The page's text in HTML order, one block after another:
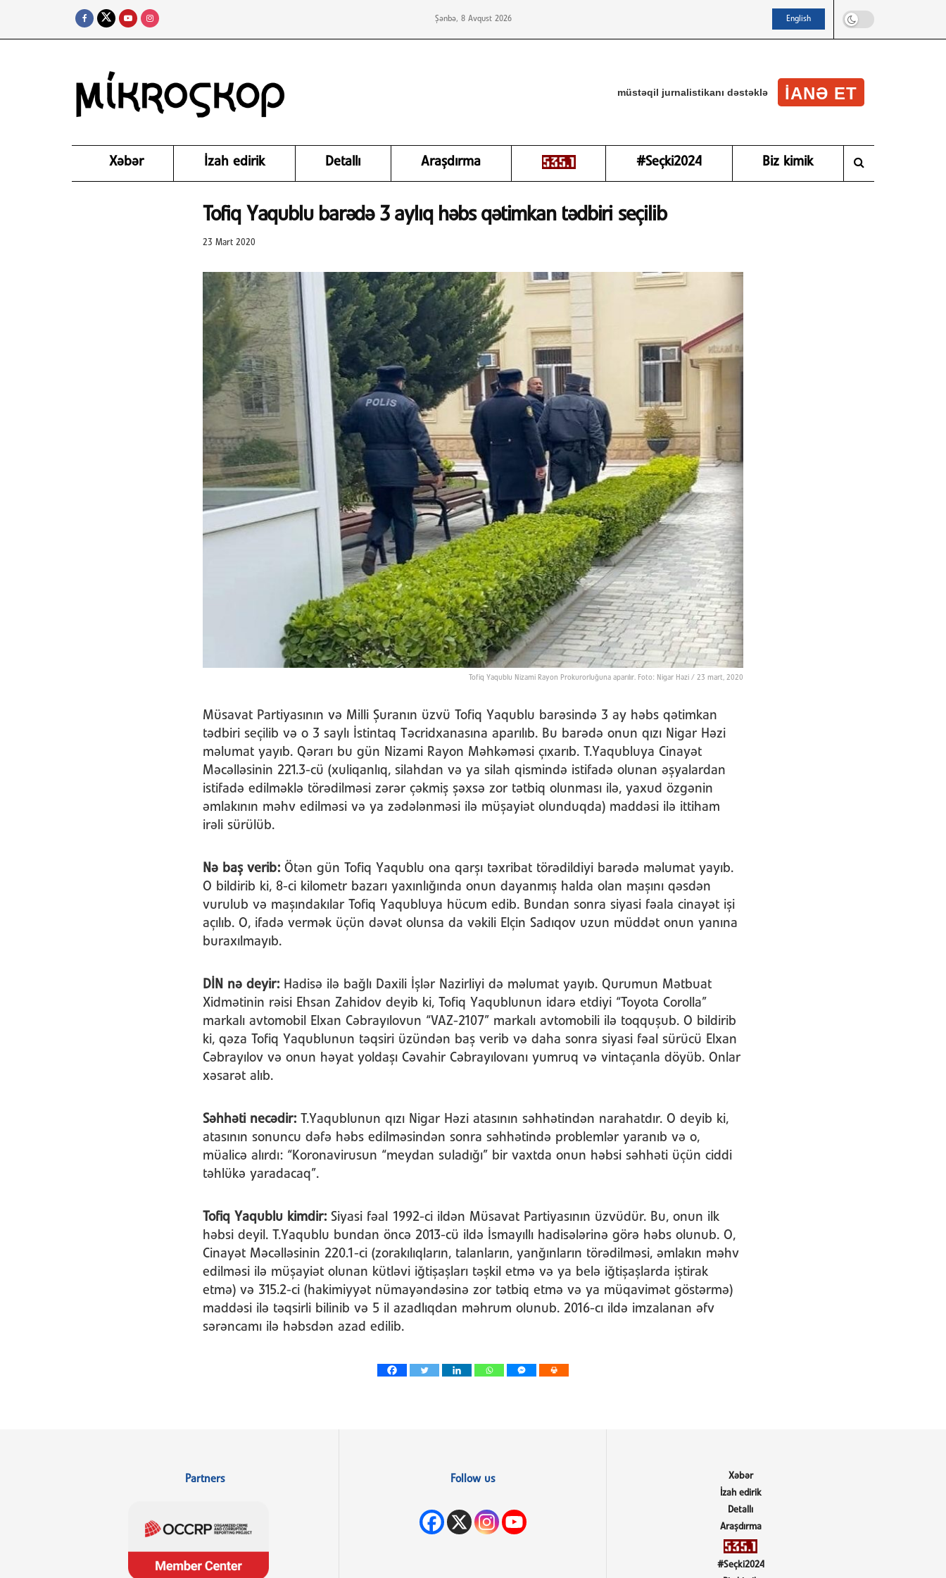
Şənbə, 8 Avqust 2026 English
müstəqil jurnalistikanı dəstəklə IANƏ ET
Xəbər İzah edirik Detallı Araşdırma #Seçki2024 Biz kimik
Tofiq Yaqublu barədə 3 aylıq həbs qətimkan tədbiri seçilib
23 Mart 2020
Tofiq Yaqublu Nizami Rayon Prokurorluğuna aparılır. Foto: Nigar Həzi / 23 mart, 2020
Müsavat Partiyasının və Milli Şuranın üzvü Tofiq Yaqublu barəsində 3 ay həbs qətimkan
tədbiri seçilib və o 3 saylı İstintaq Təcridxanasına aparılıb. Bu barədə onun qızı Nigar Həzi
məlumat yayıb. Qərarı bu gün Nizami Rayon Məhkəməsi çıxarıb. T.Yaqubluya Cinayət
Məcəlləsinin 221.3-cü (xuliqanlıq, silahdan və ya silah qismində istifadə olunan əşyalardan
istifadə edilməklə törədilməsi zərər çəkmiş şəxsə zor tətbiq olunması ilə, yaxud özgənin
əmlakının məhv edilməsi və ya zədələnməsi ilə müşayiət olunduqda) maddəsi ilə ittiham
irəli sürülüb.
Nə baş verib: Ötən gün Tofiq Yaqublu ona qarşı təxribat törədildiyi barədə məlumat yayıb.
O bildirib ki, 8-ci kilometr bazarı yaxınlığında onun dayanmış halda olan maşını qəsdən
vurulub və maşındakılar Tofiq Yaqubluya hücum edib. Bundan sonra siyasi fəala cinayət işi
açılıb. O, ifadə vermək üçün dəvət olunsa da vəkili Elçin Sadıqov uzun müddət onun yanına
buraxılmayıb.
DİN nə deyir: Hadisə ilə bağlı Daxili İşlər Nazirliyi də məlumat yayıb. Qurumun Mətbuat
Xidmətinin rəisi Ehsan Zahidov deyib ki, Tofiq Yaqublunun idarə etdiyi “Toyota Corolla”
markalı avtomobil Elxan Cəbrayılovun “VAZ-2107” markalı avtomobili ilə toqquşub. O bildirib
ki, qəza Tofiq Yaqublunun təqsiri üzündən baş verib və daha sonra siyasi fəal sürücü Elxan
Cəbrayılov və onun həyat yoldaşı Cəvahir Cəbrayılovanı yumruq və vintaçanla döyüb. Onlar
xəsarət alıb.
Səhhəti necədir: T.Yaqublunun qızı Nigar Həzi atasının səhhətindən narahatdır. O deyib ki,
atasının sonuncu dəfə həbs edilməsindən sonra səhhətində problemlər yaranıb və o,
müalicə alırdı: “Koronavirusun “meydan suladığı” bir vaxtda onun həbsi səhhəti üçün ciddi
təhlükə yaradacaq”.
Tofiq Yaqublu kimdir: Siyasi fəal 1992-ci ildən Müsavat Partiyasının üzvüdür. Bu, onun ilk
həbsi deyil. T.Yaqublu bundan öncə 2013-cü ildə İsmayıllı hadisələrinə görə həbs olunub. O,
Cinayət Məcəlləsinin 220.1-ci (zorakılıqların, talanların, yanğınların törədilməsi, əmlakın məhv
edilməsi ilə müşayiət olunan kütləvi iğtişaşları təşkil etmə və ya belə iğtişaşlarda iştirak
etmə) və 315.2-ci (hakimiyyət nümayəndəsinə zor tətbiq etmə və ya müqavimət göstərmə)
maddəsi ilə təqsirli bilinib və 5 il azadlıqdan məhrum olunub. 2016-cı ildə imzalanan əfv
sərəncamı ilə həbsdən azad edilib.
Partners Follow us
Xəbər
İzah edirik
Detallı
Araşdırma
#Seçki2024